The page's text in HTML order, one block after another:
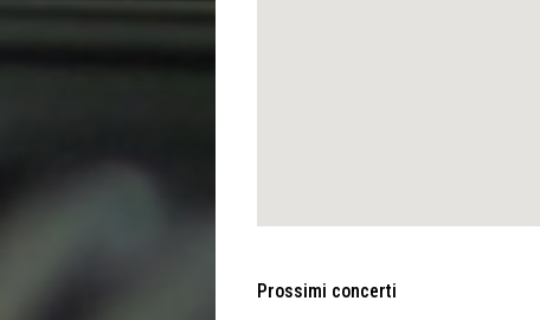
Prossimi concerti